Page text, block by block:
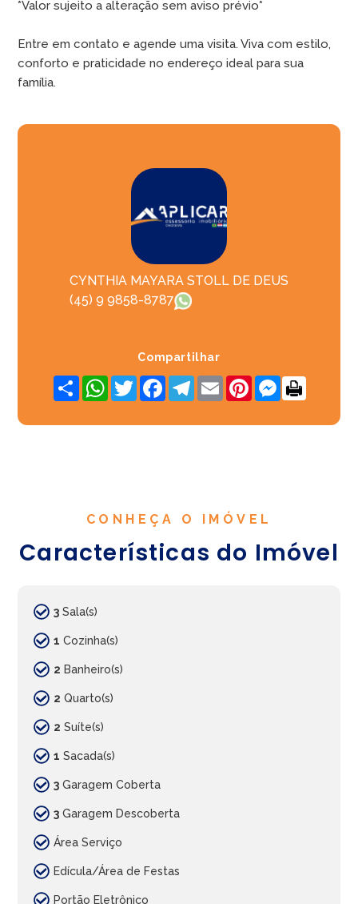
*Valor sujeito a alteração sem aviso prévio*
Entre em contato e agende uma visita. Viva com estilo,
conforto e praticidade no endereço ideal para sua
família.
CYNTHIA MAYARA STOLL DE DEUS
(45) 9 9858-8787
Compartilhar
Share WhatsApp
TwitterFacebookTelegram
Email PinterestMessenger
CONHEÇA O IMÓVEL
Características do Imóvel
3 Sala(s)
1 Cozinha(s)
2 Banheiro(s)
2 Quarto(s)
2 Suíte(s)
1 Sacada(s)
3 Garagem Coberta
3 Garagem Descoberta
Área Serviço
Edícula/Área de Festas
Portão Eletrônico